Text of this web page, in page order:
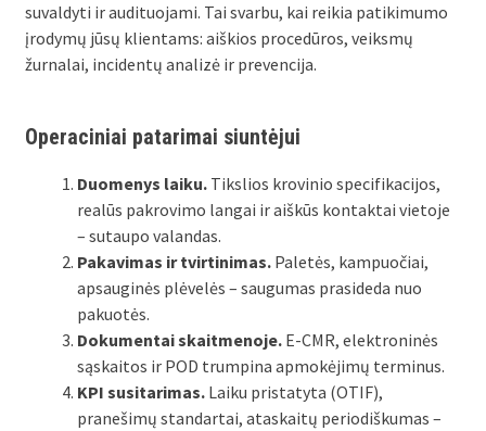
suvaldyti ir audituojami. Tai svarbu, kai reikia patikimumo
įrodymų jūsų klientams: aiškios procedūros, veiksmų
žurnalai, incidentų analizė ir prevencija.
Operaciniai patarimai siuntėjui
Duomenys laiku. Tikslios krovinio specifikacijos,
realūs pakrovimo langai ir aiškūs kontaktai vietoje
– sutaupo valandas.
Pakavimas ir tvirtinimas. Paletės, kampuočiai,
apsauginės plėvelės – saugumas prasideda nuo
pakuotės.
Dokumentai skaitmenoje. E-CMR, elektroninės
sąskaitos ir POD trumpina apmokėjimų terminus.
KPI susitarimas. Laiku pristatyta (OTIF),
pranešimų standartai, ataskaitų periodiškumas –